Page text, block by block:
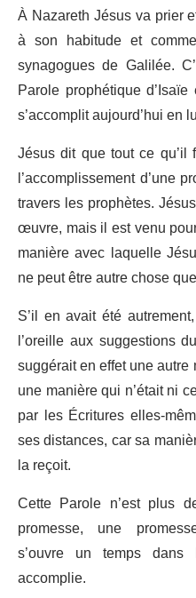
À Nazareth Jésus va prier
à son habitude et
synagogues de Galilée.
Parole prophétique
s’accomplit aujourd’hui en
Jésus dit que tout ce
l’accomplissement d’une
travers les prophètes.
œuvre, mais il est venu
manière avec laquelle
ne peut être autre chose
S’il en avait été
l’oreille aux suggestions
suggérait en effet une
une manière qui n’était ni
par les Écritures elles-
ses distances, car sa
la reçoit.
Cette Parole n’est plus
promesse, une
s’ouvre un temps
accomplie.